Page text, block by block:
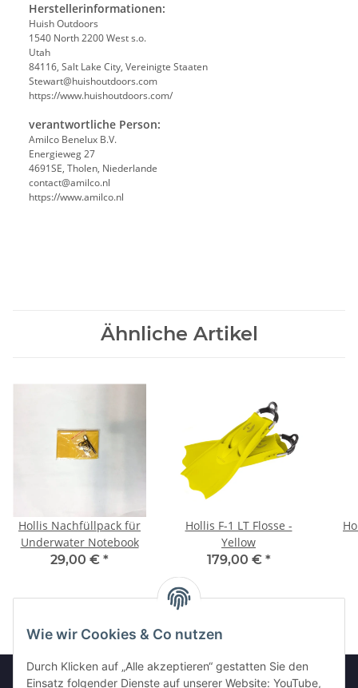
Wie wir Cookies & Co nutzen
Durch Klicken auf „Alle akzeptieren“ gestatten Sie den
Einsatz folgender Dienste auf unserer Website: YouTube,
Herstellerinformationen:
Huish Outdoors
1540 North 2200 West s.o.
Utah
84116, Salt Lake City, Vereinigte Staaten
Stewart@huishoutdoors.com
https://www.huishoutdoors.com/
verantwortliche Person:
Amilco Benelux B.V.
Energieweg 27
4691SE, Tholen, Niederlande
contact@amilco.nl
https://www.amilco.nl
Ähnliche Artikel
Hollis Nachfüllpack für
Underwater Notebook
29,00 € *
Hollis F-1 LT Flosse -
Yellow
179,00 € *